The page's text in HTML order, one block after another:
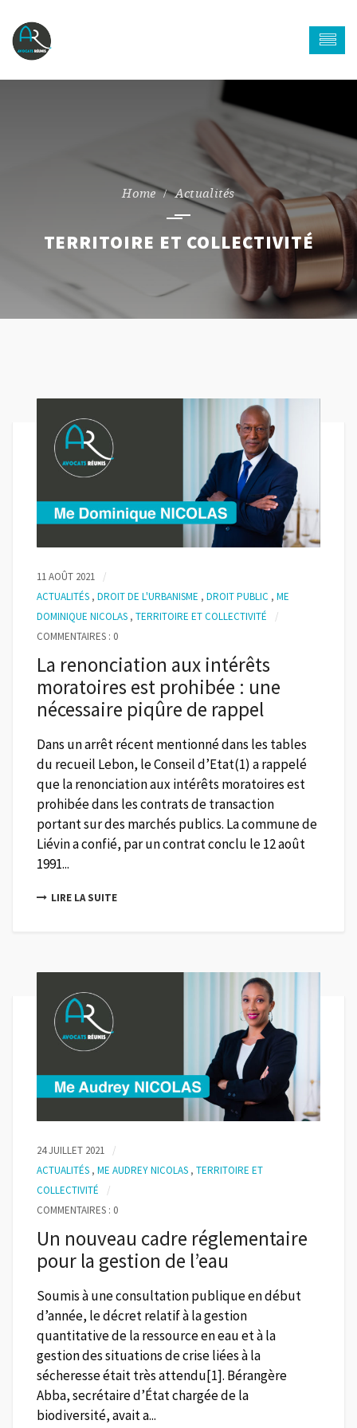
Actualités
TERRITOIRE ET COLLECTIVITÉ
11 AOÛT 2021
ACTUALITÉS , DROIT DE L'URBANISME , DROIT PUBLIC , ME
DOMINIQUE NICOLAS , TERRITOIRE ET COLLECTIVITÉ
COMMENTAIRES : 0
La renonciation aux intérêts
moratoires est prohibée : une
nécessaire piqûre de rappel
Dans un arrêt récent mentionné dans les tables
du recueil Lebon, le Conseil d’Etat(1) a rappelé
que la renonciation aux intérêts moratoires est
prohibée dans les contrats de transaction
portant sur des marchés publics. La commune de
Liévin a confié, par un contrat conclu le 12 août
1991...
LIRE LA SUITE
24 JUILLET 2021
ACTUALITÉS , ME AUDREY NICOLAS , TERRITOIRE ET
COLLECTIVITÉ
COMMENTAIRES : 0
Un nouveau cadre réglementaire
pour la gestion de l’eau
Soumis à une consultation publique en début
d’année, le décret relatif à la gestion
quantitative de la ressource en eau et à la
gestion des situations de crise liées à la
sécheresse était très attendu[1]. Bérangère
Abba, secrétaire d’État chargée de la
biodiversité, avait a...